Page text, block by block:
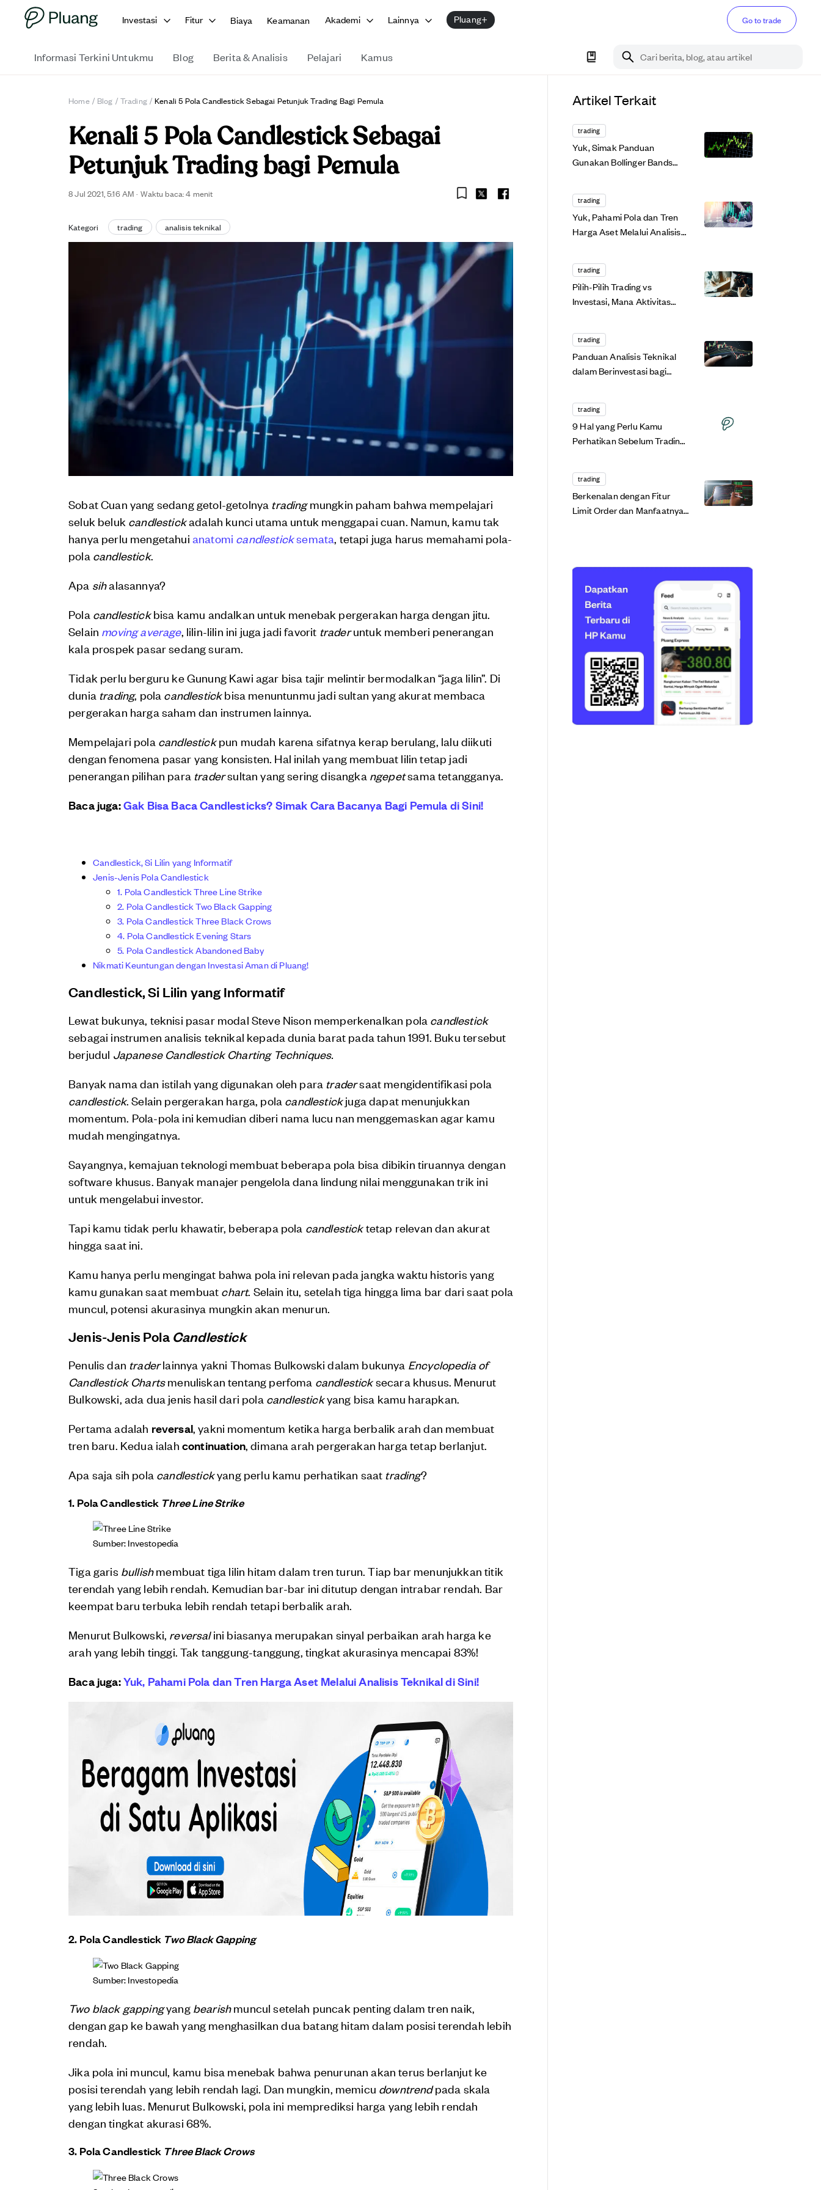
Investasi Fitur Biaya Keamanan Akademi Lainnya Pluang+ Go to trade
Informasi Terkini Untukmu Blog Berita & Analisis Pelajari Kamus Cari berita, blog, atau artikel
Home / Blog / Trading / Kenali 5 Pola Candlestick Sebagai Petunjuk Trading Bagi Pemula
Kenali 5 Pola Candlestick Sebagai
Petunjuk Trading bagi Pemula
8 Jul 2021, 5:16 AM · Waktu baca:4 menit
Kategori trading analisis teknikal
Sobat Cuan yang sedang getol-getolnya tradingmungkin paham bahwa mempelajari
seluk beluk candlestickadalah kunci utama untuk menggapai cuan. Namun, kamu tak
hanya perlu mengetahui anatomi candlesticksemata , tetapi juga harus memahami pola-
pola candlestick.
Apa sihalasannya?
Pola candlestickbisa kamu andalkan untuk menebak pergerakan harga dengan jitu.
Selain moving average, lilin-lilin ini juga jadi favorit traderuntuk memberi penerangan
kala prospek pasar sedang suram.
Tidak perlu berguru ke Gunung Kawi agar bisa tajir melintir bermodalkan “jaga lilin”. Di
dunia trading, pola candlestickbisa menuntunmu jadi sultan yang akurat membaca
pergerakan harga saham dan instrumen lainnya.
Mempelajari pola candlestickpun mudah karena sifatnya kerap berulang, lalu diikuti
dengan fenomena pasar yang konsisten. Hal inilah yang membuat lilin tetap jadi
penerangan pilihan para tradersultan yang sering disangka ngepetsama tetangganya.
Baca juga:Gak Bisa Baca Candlesticks? Simak Cara Bacanya Bagi Pemula di Sini!
Candlestick, Si Lilin yang Informatif
Jenis-Jenis Pola Candlestick
1. Pola Candlestick Three Line Strike
2. Pola Candlestick Two Black Gapping
3. Pola Candlestick Three Black Crows
4. Pola Candlestick Evening Stars
5. Pola Candlestick Abandoned Baby
Nikmati Keuntungan dengan Investasi Aman di Pluang!
Candlestick, Si Lilin yang Informatif
Lewat bukunya, teknisi pasar modal Steve Nison memperkenalkan pola candlestick
sebagai instrumen analisis teknikal kepada dunia barat pada tahun 1991. Buku tersebut
berjudul Japanese Candlestick Charting Techniques.
Banyak nama dan istilah yang digunakan oleh para tradersaat mengidentifikasi pola
candlestick. Selain pergerakan harga, pola candlestickjuga dapat menunjukkan
momentum. Pola-pola ini kemudian diberi nama lucu nan menggemaskan agar kamu
mudah mengingatnya.
Sayangnya, kemajuan teknologi membuat beberapa pola bisa dibikin tiruannya dengan
software khusus. Banyak manajer pengelola dana lindung nilai menggunakan trik ini
untuk mengelabui investor.
Tapi kamu tidak perlu khawatir, beberapa pola candlesticktetap relevan dan akurat
hingga saat ini.
Kamu hanya perlu mengingat bahwa pola ini relevan pada jangka waktu historis yang
kamu gunakan saat membuat chart. Selain itu, setelah tiga hingga lima bar dari saat pola
muncul, potensi akurasinya mungkin akan menurun.
Jenis-Jenis Pola Candlestick
Penulis dan traderlainnya yakni Thomas Bulkowski dalam bukunya Encyclopedia of
Candlestick Chartsmenuliskan tentang perfoma candlesticksecara khusus. Menurut
Bulkowski, ada dua jenis hasil dari pola candlestickyang bisa kamu harapkan.
Pertama adalah reversal, yakni momentum ketika harga berbalik arah dan membuat
tren baru. Kedua ialah continuation, dimana arah pergerakan harga tetap berlanjut.
Apa saja sih pola candlestickyang perlu kamu perhatikan saat trading?
1. Pola Candlestick Three Line Strike
Sumber: Investopedia
Tiga garis bullishmembuat tiga lilin hitam dalam tren turun. Tiap bar menunjukkan titik
terendah yang lebih rendah. Kemudian bar-bar ini ditutup dengan intrabar rendah. Bar
keempat baru terbuka lebih rendah tetapi berbalik arah.
Menurut Bulkowski, reversalini biasanya merupakan sinyal perbaikan arah harga ke
arah yang lebih tinggi. Tak tanggung-tanggung, tingkat akurasinya mencapai 83%!
Baca juga:Yuk, Pahami Pola dan Tren Harga Aset Melalui Analisis Teknikal di Sini!
2. Pola Candlestick Two Black Gapping
Sumber: Investopedia
Two black gappingyang bearishmuncul setelah puncak penting dalam tren naik,
dengan gap ke bawah yang menghasilkan dua batang hitam dalam posisi terendah lebih
rendah.
Jika pola ini muncul, kamu bisa menebak bahwa penurunan akan terus berlanjut ke
posisi terendah yang lebih rendah lagi. Dan mungkin, memicu downtrendpada skala
yang lebih luas. Menurut Bulkowski, pola ini memprediksi harga yang lebih rendah
dengan tingkat akurasi 68%.
3. Pola Candlestick Three Black Crows
Artikel Terkait
trading
Yuk, Simak Panduan
Gunakan Bollinger Bands
trading
Yuk, Pahami Pola dan Tren
Harga Aset Melalui Analisis
trading
Pilih-Pilih Trading vs
Investasi, Mana Aktivitas
trading
Panduan Analisis Teknikal
dalam Berinvestasi bagi
trading
9 Hal yang Perlu Kamu
Perhatikan Sebelum Trading
trading
Berkenalan dengan Fitur
Limit Order dan Manfaatnya